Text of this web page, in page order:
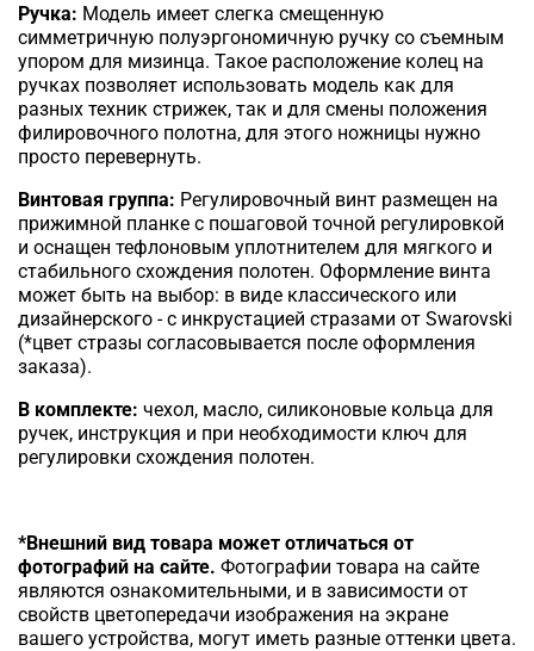
Ручка: Модель имеет слегка смещенную
симметричную полуэргономичную ручку со съемным
упором для мизинца. Такое расположение колец на
ручках позволяет использовать модель как для
разных техник стрижек, так и для смены положения
филировочного полотна, для этого ножницы нужно
просто перевернуть.
Винтовая группа: Регулировочный винт размещен на
прижимной планке с пошаговой точной регулировкой
и оснащен тефлоновым уплотнителем для мягкого и
стабильного схождения полотен. Оформление винта
может быть на выбор: в виде классического или
дизайнерского - с инкрустацией стразами от Swarovski
(*цвет стразы согласовывается после оформления
заказа).
В комплекте: чехол, масло, силиконовые кольца для
ручек, инструкция и при необходимости ключ для
регулировки схождения полотен.
*Внешний вид товара может отличаться от
фотографий на сайте. Фотографии товара на сайте
являются ознакомительными, и в зависимости от
свойств цветопередачи изображения на экране
вашего устройства, могут иметь разные оттенки цвета.